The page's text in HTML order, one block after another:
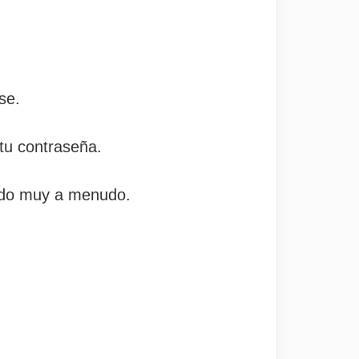
contraseña.
muy a menudo.